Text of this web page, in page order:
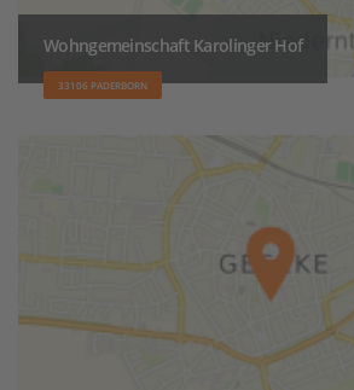
Wohngemeinschaft Karolinger Hof
33106 PADERBORN